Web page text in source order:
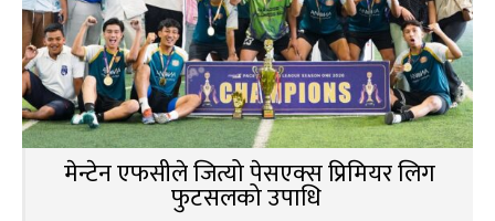
मेन्टेन एफसीले जित्यो पेसएक्स प्रिमियर लिग
फुटसलको उपाधि